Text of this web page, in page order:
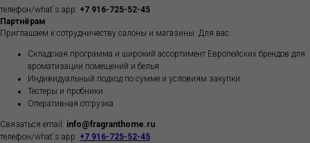
телефон/what`s app: +7 916-725-52-45
Партнёрам
Приглашаем к сотрудничеству салоны и магазины. Для вас:
Складская программа и широкий ассортимент Европейских брендов для
ароматизации помещений и белья
Индивидуальный подход по сумме и условиям закупки
Тестеры и пробники
Оперативная отгрузка
Связаться email: info@fragranthome.ru
телефон/what`s app: +7 916-725-52-45